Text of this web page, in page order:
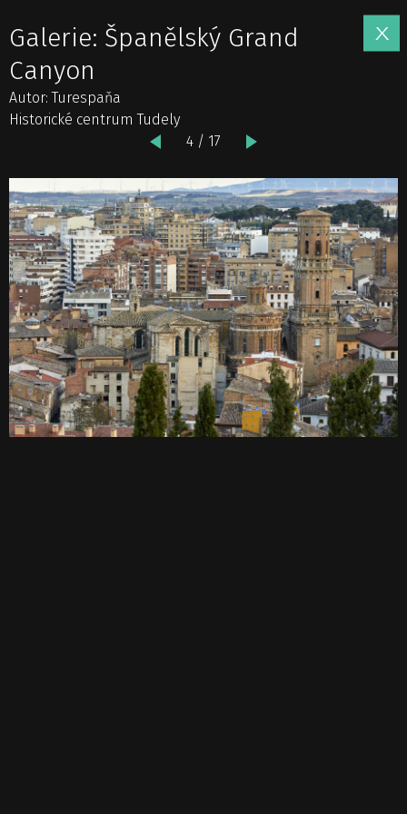
Galerie: Španělský Grand
Canyon
Autor: Turespaňa
Historické centrum Tudely
4 / 17